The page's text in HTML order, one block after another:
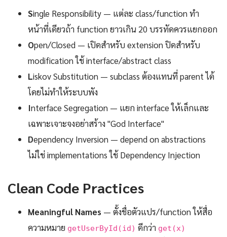
Single Responsibility — แต่ละ class/function ทำ
หน้าที่เดียวถ้า function ยาวเกิน 20 บรรทัดควรแยกออก
Open/Closed — เปิดสำหรับ extension ปิดสำหรับ
modification ใช้ interface/abstract class
Liskov Substitution — subclass ต้องแทนที่ parent ได้
โดยไม่ทำให้ระบบพัง
Interface Segregation — แยก interface ให้เล็กและ
เฉพาะเจาะจงอย่าสร้าง "God Interface"
Dependency Inversion — depend on abstractions
ไม่ใช่ implementations ใช้ Dependency Injection
Clean Code Practices
Meaningful Names — ตั้งชื่อตัวแปร/function ให้สื่อ
ความหมาย getUserById(id) ดีกว่า get(x)